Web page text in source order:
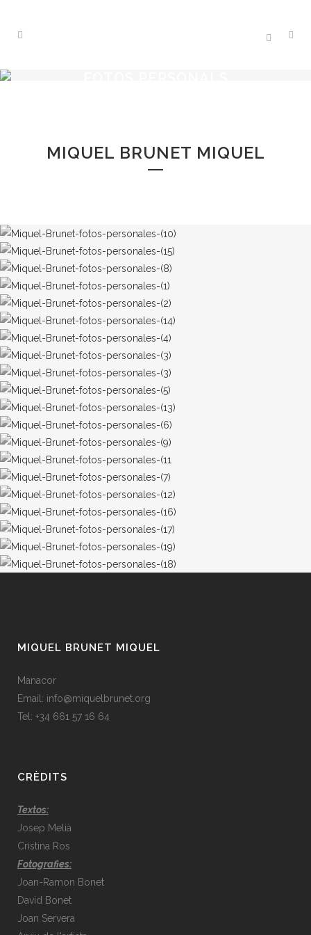
MIQUEL BRUNET MIQUEL
MIQUEL BRUNET MIQUEL
Manacor
Email: info@miquelbrunet.org
Tel: +34 661 57 16 64
CRÈDITS
Textos:
Josep Melià
Cristina Ros
Fotografies:
Joan-Ramon Bonet
David Bonet
Joan Servera